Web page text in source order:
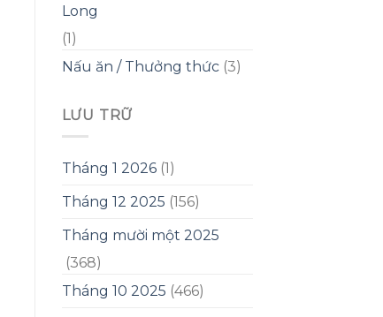
Long
(1)
Nấu ăn / Thưởng thức(3)
LƯU TRỮ
Tháng 1 2026(1)
Tháng 12 2025 (156)
Tháng mười một 2025
(368)
Tháng 10 2025 (466)